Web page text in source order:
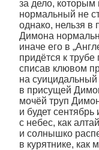
за дело, которым
нормальный не
однако, нельзя в
Димона
иначе его в
придётся к трубе
списав клювом
на
в присущей
мочёй труп
и будет сентябрь
с небес, как
и солнышко
в курятнике, как